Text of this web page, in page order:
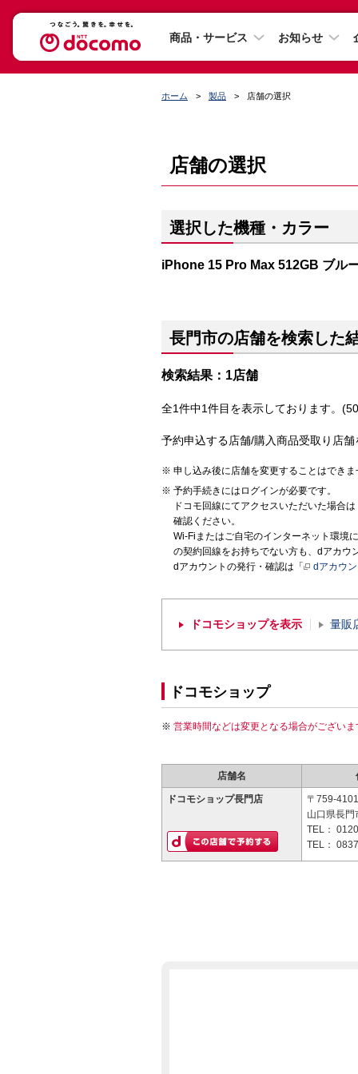
商品・サービス お知らせ
ホーム 製品 店舗の選択
店舗の選択
選択した機種・カラー
iPhone 15 Pro Max 512GB ブル
長門市の店舗を検索した
検索結果：1店舗
全1件中1件目を表示しております。
予約申込する店舗/購入商品受取り店
申し込み後に店舗を変更することはできま
予約手続きにはログインが必要です。
ドコモ回線にてアクセスいただいた場合
確認ください。
Wi-Fiまたはご自宅のインターネット環境
の契約回線をお持ちでない方も、dアカウ
dアカウントの発行・確認は「
dアカウ
ドコモショップを表示 量販
ドコモショップ
営業時間などは変更となる場合がござい
店舗名
ドコモショップ長門店
〒759-4101
山口県長
TEL：
TEL：